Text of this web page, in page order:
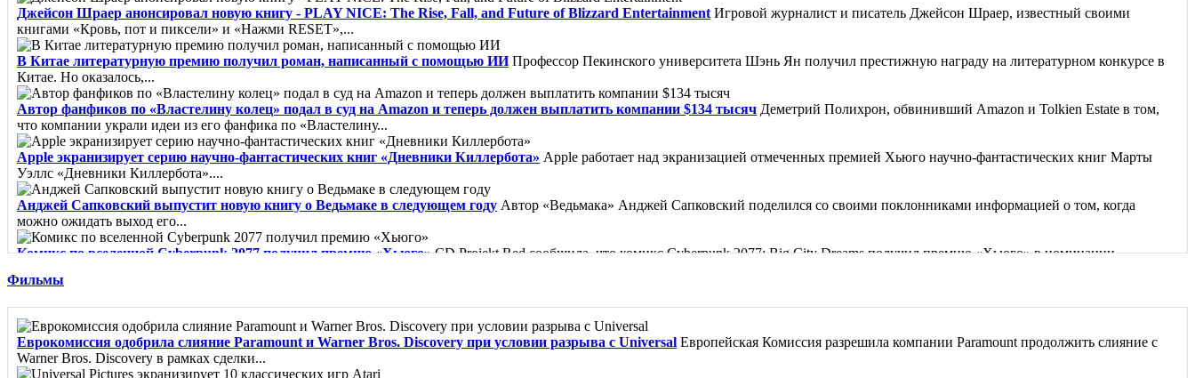
Джейсон Шраер анонсировал новую книгу - PLAY NICE: The Rise, Fall, and Future of Blizzard Entertainment Игровой журналист и писатель Джейсон Шраер, известный своими
книгами «Кровь, пот и пиксели» и «Нажми RESET»,...
В Китае литературную премию получил роман, написанный с помощью ИИПрофессор Пекинского университета Шэнь Ян получил престижную награду на литературном конкурсе в
Китае. Но оказалось,...
Автор фанфиков по «Властелину колец» подал в суд на Amazon и теперь должен выплатить компании $134 тысяч Деметрий Полихрон, обвинивший Amazon и Tolkien Estate в том,
что компании украли идеи из его фанфика по «Властелину...
Apple экранизирует серию научно-фантастических книг «Дневники Киллербота» Apple работает над экранизацией отмеченных премией Хьюго научно-фантастических книг Марты
Уэллс «Дневники Киллербота»....
Анджей Сапковский выпустит новую книгу о Ведьмаке в следующем году Автор «Ведьмака» Анджей Сапковский поделился со своими поклонниками информацией о том, когда
можно ожидать выход его...
Комикс по вселенной Cyberpunk 2077 получил премию «Хьюго»CD Projekt Red сообщила, что комикс Cyberpunk 2077: Big City Dreams получил премию «Хьюго» в номинации
Клинок Тишалла - Мэтью СтоверМинуло шесть лет с тех пор, как прославленный убийца Кейн совершил то, что считалось невозможным, разрушив планы...
Вайолет, созданная из шипов - Джина Чэнь
Фильмы
Еврокомиссия одобрила слияние Paramount и Warner Bros. Discovery при условии разрыва с Universal Европейская Комиссия разрешила компании Paramount продолжить слияние с
Warner Bros. Discovery в рамках сделки...